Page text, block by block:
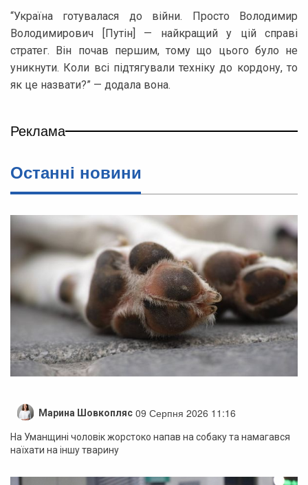
“Україна готувалася до війни. Просто Володимир
Володимирович [Путін] — найкращий у цій справі
стратег. Він почав першим, тому що цього було не
уникнути. Коли всі підтягували техніку до кордону, то
як це назвати?” — додала вона.
Реклама
Останні новини
Марина Шовкопляс 09 Серпня 2026 11:16
На Уманщині чоловік жорстоко напав на собаку та намагався
наїхати на іншу тварину